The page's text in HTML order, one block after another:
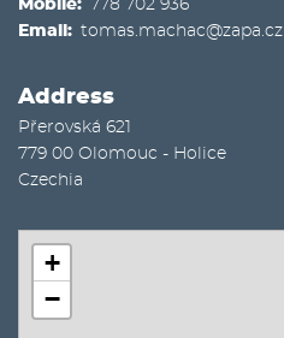
Mobile
778 702 936
Email
tomas.machac@zapa.cz
Address
Přerovská 621
779 00 Olomouc - Holice
Czechia
+
−